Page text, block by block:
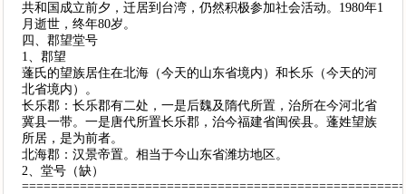
共和国成立前夕，迁居到台湾，仍然积极参加社会活动。1980年1
月逝世，终年80岁。
四、郡望堂号
1、郡望
蓬氏的望族居住在北海（今天的山东省境内）和长乐（今天的河
北省境内）。
长乐郡：长乐郡有二处，一是后魏及隋代所置，治所在今河北省
冀县一带。一是唐代所置长乐郡，治今福建省闽侯县。蓬姓望族
所居，是为前者。
北海郡：汉景帝置。相当于今山东省潍坊地区。
2、堂号（缺）